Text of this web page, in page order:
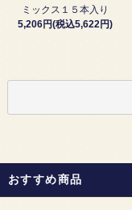
ミックス１５本入り
5,206円(税込5,622円)
おすすめ商品